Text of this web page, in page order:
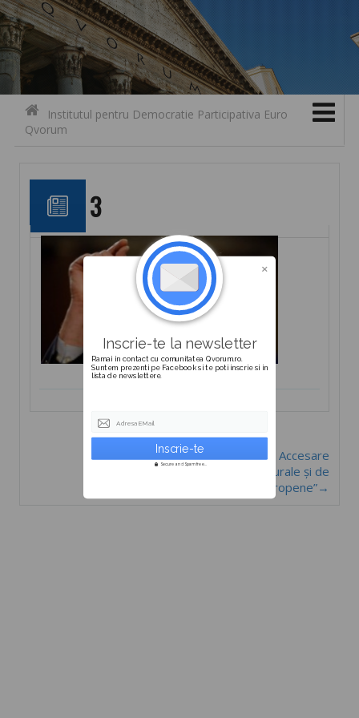
Contact
Skip to content
Institutul pentru Democratie Participativa Euro
Qvorum
3
Curs ”Expert Accesare
Fonduri Structurale și de
Coeziune Europene”→
Inscrie-te la newsletter
Ramai in contact cu comunitatea Qvorum.ro.
Suntem prezenti pe Facebook si te poti inscrie si in
lista de newslettere.
Adresa EMail
Secure and Spam free...